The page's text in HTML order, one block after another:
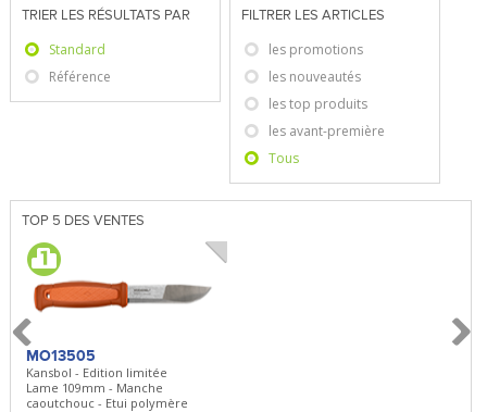
TRIER LES RÉSULTATS PAR
Standard
Référence
FILTRER LES ARTICLES
les promotions
les nouveautés
les top produits
les avant-première
Tous
TOP 5 DES VENTES
MO13505
Kansbol - Edition limitée
Lame 109mm - Manche
caoutchouc - Etui polymère